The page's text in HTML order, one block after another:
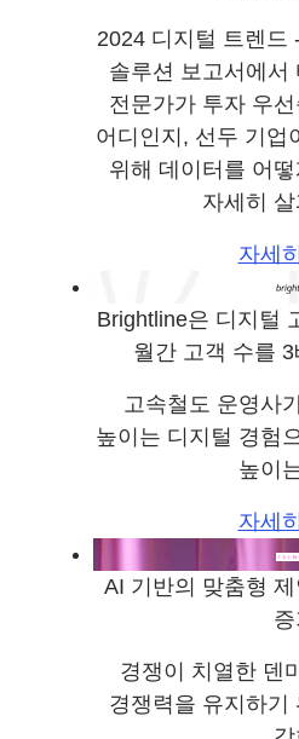
2024 디지털 트렌드
솔루션 보고서에서
전문가가 투자 우
어디인지, 선두 기업
위해 데이터를 어
자세히
자세
Brightline은 디지털
월간 고객 수를
고속철도 운영사
높이는 디지털 경험
높이
자세
AI 기반의 맞춤형
경쟁이 치열한 덴
경쟁력을 유지하기